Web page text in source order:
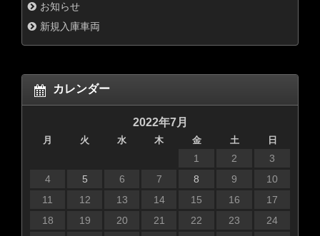
お知らせ
新規入庫車両
カレンダー
2022年7月
月 火 水 木 金 土 日
1 2
3
4
5 6 7 8 9
10
11
12 13 14 15 16
17
18
19 20 21 22 23
24